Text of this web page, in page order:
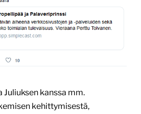
Juliuksen kanssa mm.
kehittymisestä,